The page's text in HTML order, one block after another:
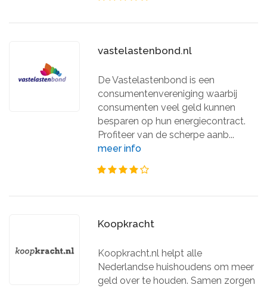
vastelastenbond.nl
De Vastelastenbond is een
consumentenvereniging waarbij
consumenten veel geld kunnen
besparen op hun energiecontract.
Profiteer van de scherpe aanb...
meer info
Koopkracht
Koopkracht.nl helpt alle
Nederlandse huishoudens om meer
geld over te houden. Samen zorgen